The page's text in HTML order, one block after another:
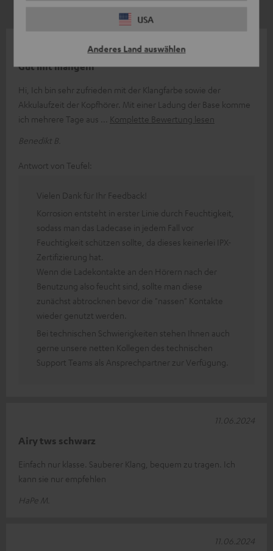
USA
Anderes Land auswählen
Gut mit mängeln
Hi, Ich bin sehr zufrieden mit der Klangfarbe sowie der
Akkulaufzeit der Kopfhörer. Mit einer Ladung der Base komme
ich mehrere Tage aus
Komplette Bewertung lesen
Benedikt B.
Antwort von Teufel:
Vielen Dank für Ihr Feedback!
Korrosion entsteht in erster Linie durch Feuchtigkeit,
sodass man das Ladecase in jedem Fall vor
Feuchtigkeit schützen sollte, da dieses keinerlei IPX-
Zertifizierung hat.
Wenn die Ladekontakte an den Hörern nach der
Benutzung also feucht sind, sollte man diese
zunächst abtrocknen bevor die "nassen" Kontakte
wieder genutzt werden.
Bei technischen Schwierigkeiten stehen Ihnen auch
gerne unsere netten Kollegen des technischen
Support Teams als Ansprechpartner zur Verfügung.
Airy tws schwarz
Einfach nur klasse. Sauberer Klang, bequem zu tragen. Ich
kann sie nur empfehlen
HaPe M.
11.06.2024
11.06.2024